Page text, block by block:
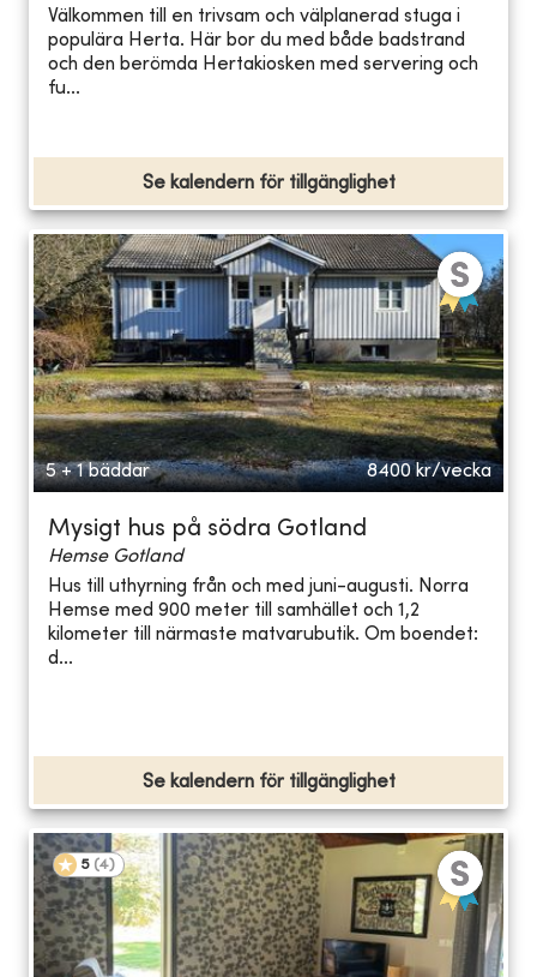
Välkommen till en trivsam och välplanerad stuga i
populära Herta. Här bor du med både badstrand
och den berömda Hertakiosken med servering och
fu...
Se kalendern för tillgänglighet
5 + 1 bäddar 8400 kr/vecka
Mysigt hus på södra Gotland
Hemse Gotland
Hus till uthyrning från och med juni-augusti. Norra
Hemse med 900 meter till samhället och 1,2
kilometer till närmaste matvarubutik. Om boendet:
d...
Se kalendern för tillgänglighet
5 (4)